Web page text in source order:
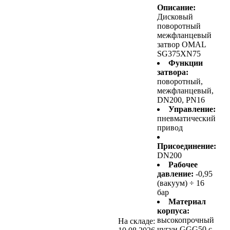
На складе:
Описание:
Дисковый
поворотный
межфланцевый
затвор OMAL
SG375XN75
Функции
затвора:
поворотный,
межфланцевый,
DN200, PN16
Управление:
пневматический
привод
Присоединение:
DN200
Рабочее
давление: -0,95
(вакуум) ÷ 16
бар
Материал
корпуса:
высокопрочный